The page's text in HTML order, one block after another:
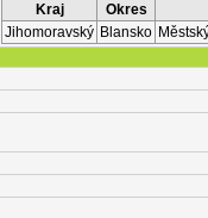
Kraj Okres
Jihomoravský Blansko